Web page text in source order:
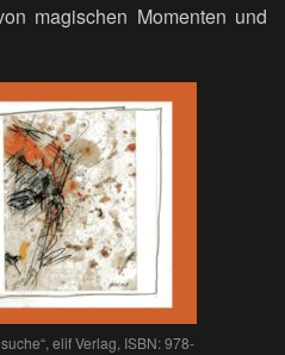
magischen Momenten und
elif Verlag, ISBN: 978-